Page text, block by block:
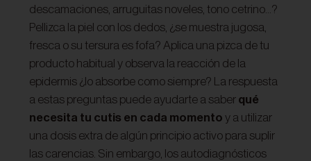
descamaciones, arruguitas noveles, tono cetrino…?
Pellizca la piel con los dedos, ¿se muestra jugosa,
fresca o su tersura es fofa? Aplica una pizca de tu
producto habitual y observa la reacción de la
epidermis ¿lo absorbe como siempre? La respuesta
a estas preguntas puede ayudarte a saber qué
necesita tu cutis en cada momento y a utilizar
una dosis extra de algún principio activo para suplir
las carencias. Sin embargo, los autodiagnósticos